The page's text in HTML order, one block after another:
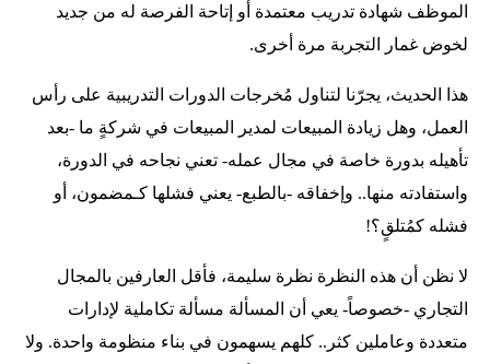
الموظف شهادة تدريب معتمدة أو إتاحة الفرصة له من جديد
لخوض غمار التجربة مرة أخرى.
هذا الحديث، يجرّنا لتناول مُخرجات الدورات التدريبية على رأس
العمل، وهل زيادة المبيعات لمدير المبيعات في شركةٍ ما -بعد
تأهيله بدورة خاصة في مجال عمله- تعني نجاحه في الدورة،
واستفادته منها.. وإخفاقه -بالطبع- يعني فشلها كـمضمون، أو
فشله كمُتلقٍ؟!
لا نظن أن هذه النظرة نظرة سليمة، فأقل العارفين بالمجال
التجاري -خصوصاً- يعي أن المسألة مسألة تكاملية لإدارات
متعددة وعاملين كثر.. كلهم يسهمون في بناء منظومة واحدة. ولا